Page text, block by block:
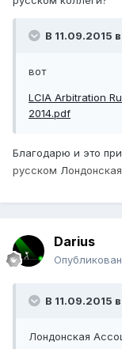
В 11.09.2015
вот
LCIA Arbitration
2014.pdf
Благодарю и это
русском Л
Darius
В 11.09.2015
Лондонская